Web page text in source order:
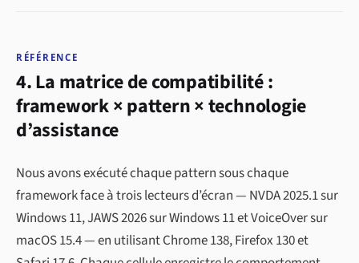
RÉFÉRENCE
4. La matrice de compatibilité :
framework × pattern × technologie
d’assistance
Nous avons exécuté chaque pattern sous chaque
framework face à trois lecteurs d’écran — NVDA 2025.1 sur
Windows 11, JAWS 2026 sur Windows 11 et VoiceOver sur
macOS 15.4 — en utilisant Chrome 138, Firefox 130 et